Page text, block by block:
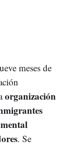
meses de
organización
. Se